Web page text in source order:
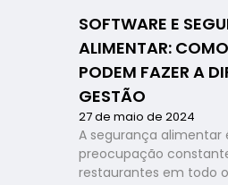
SOFTWARE E
ALIMENTAR:
PODEM FAZER A
GESTÃO
27 de maio de 2024
A segurança alimentar
preocupação
restaurantes em todo